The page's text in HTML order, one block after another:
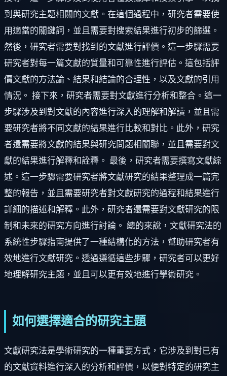
到與研究主題相關的文獻。在這個過程中，研究者需要使
用適當的關鍵詞，並且需要對搜索結果進行初步的篩選。
然後，研究者需要對找到的文獻進行評價。這一步驟需要
研究者對每一篇文獻的質量和可靠性進行評估。這包括評
價文獻的方法論、結果和結論的合理性，以及文獻的引用
情況。 接下來，研究者需要對文獻進行分析和整合。這一
步驟涉及到對文獻的內容進行深入的理解和解讀，並且需
要研究者將不同文獻的結果進行比較和對比。此外，研究
者還需要將文獻的結果與研究問題相關聯，並且需要對文
獻的結果進行解釋和詮釋。 最後，研究者需要撰寫文獻綜
述。這一步驟需要研究者將文獻研究的結果整理成一篇完
整的報告，並且需要研究者對文獻研究的過程和結果進行
詳細的描述和解釋。此外，研究者還需要對文獻研究的限
制和未來的研究方向進行討論。 總的來說，文獻研究法的
系統性步驟指南提供了一種結構化的方法，幫助研究者有
效地進行文獻研究。透過遵循這些步驟，研究者可以更好
地理解研究主題，並且可以更有效地進行學術研究。
如何選擇適合的研究主題
文獻研究法是學術研究的一種重要方式，它涉及到對已有
的文獻資料進行深入的分析和評價，以便對特定的研究主